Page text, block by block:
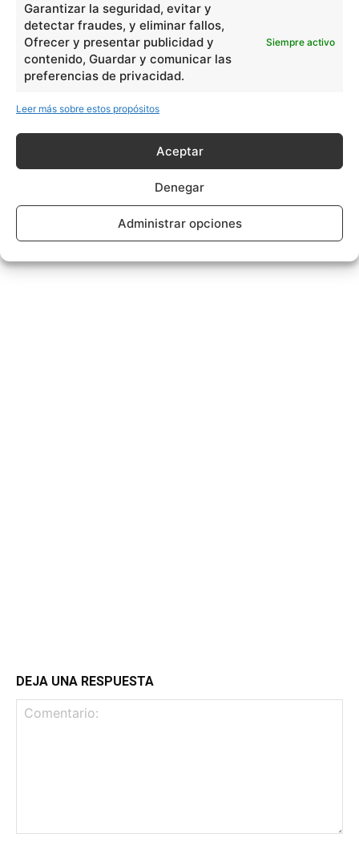
Garantizar la seguridad, evitar y
detectar fraudes, y eliminar fallos,
Ofrecer y presentar publicidad y
contenido, Guardar y comunicar las
preferencias de privacidad.
Siempre activo
Leer más sobre estos propósitos
Aceptar
Denegar
Administrar opciones
DEJA UNA RESPUESTA